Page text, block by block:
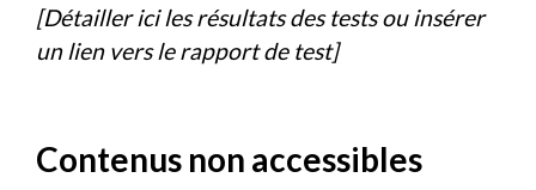
[Détailler ici les résultats des tests ou insérer
un lien vers le rapport de test]
Contenus non accessibles